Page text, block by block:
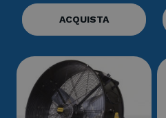
ACQUISTA